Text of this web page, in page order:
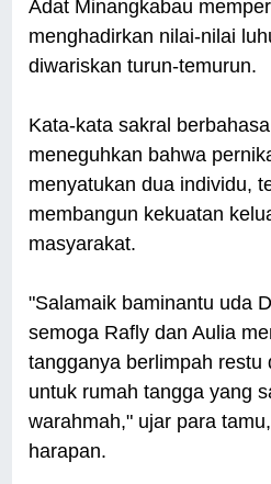
Adat Minangkabau
menghadirkan nilai-nilai
diwariskan turun-temurun.
Kata-kata sakral
meneguhkan bahwa
menyatukan dua individu,
membangun kekuatan
masyarakat.
"Salamaik baminantu uda
semoga Rafly dan Aulia
tangganya berlimpah restu
untuk rumah tangga yang
warahmah," ujar para
harapan.